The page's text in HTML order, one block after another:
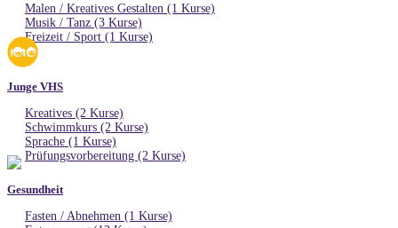
Malen / Kreatives Gestalten (1 Kurse)
Musik / Tanz (3 Kurse)
Freizeit / Sport (1 Kurse)
Junge VHS
Kreatives (2 Kurse)
Schwimmkurs (2 Kurse)
Sprache (1 Kurse)
Prüfungsvorbereitung (2 Kurse)
Gesundheit
Fasten / Abnehmen (1 Kurse)